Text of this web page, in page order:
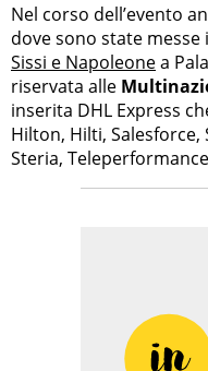
Nel corso dell’evento
dove sono state messe
Sissi e Napoleonea
riservata alle
inserita DHL Express
Hilton, Hilti, Salesforce,
Steria,